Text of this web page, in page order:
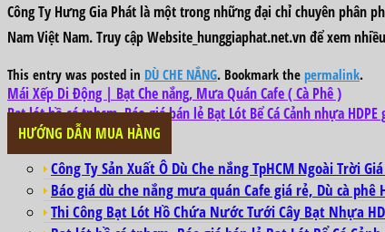
Công Ty Hưng Gia Phát là một trong những đại chỉ chuyên phân
Nam Việt Nam. Truy cập Website_hunggiaphat.net.vn để xem
This entry was posted in DÙ CHE NẮNG. Bookmark the permalink.
Mái Xếp Di Động | Bạt Che nắng, Mưa Quán Cafe ( Cà Phê )
Bạt lót hồ cá tphcm, Báo giá bán lẻ Bạt Lót Bể Cá Cảnh nhựa HDPE
HƯỚNG DẪN MUA HÀNG
Công Ty Sản Xuất Ô Dù Che nắng TpHCM Ngoài Trời
Báo giá dù che nắng mưa quán Cafe giá rẻ, Dù cà phê
Thi Công Bạt Lót Hồ Chứa Nước Tưới Cây Bạt Nhựa